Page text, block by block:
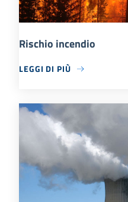
Rischio incendio
LEGGI DI PIÙ